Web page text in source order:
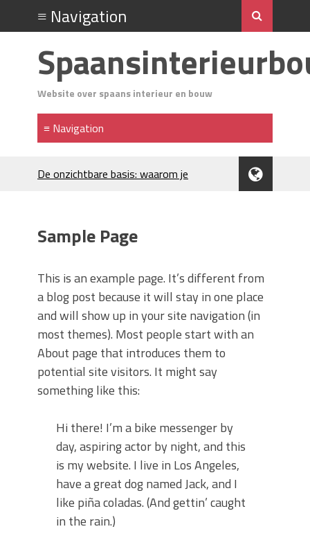
Website over spaans interieur en bouw
De onzichtbare basis: waarom je
trekken veel aandacht
gevelreiniging?
Projectinrichting voor kantoren: hoe
werkt dat?
Zo blijft je oven loeiheet: de beste tips
voor een perfecte isolatie
Grond kopen of verkopen Noord-
Holland
De Kwaliteit van Houtpellets: Wat
Presteert
Waarom technische eisen de basis
vormen voor functionele ruimtes
Nieuwe kozijnen als onderdeel van een
energierenovatie: wat de overgang
technisch vraagt
Sample Page
This is an example page. It’s different from
a blog post because it will stay in one place
and will show up in your site navigation (in
most themes). Most people start with an
About page that introduces them to
potential site visitors. It might say
something like this:
Hi there! I’m a bike messenger by
day, aspiring actor by night, and this
is my website. I live in Los Angeles,
have a great dog named Jack, and I
like piña coladas. (And gettin’ caught
in the rain.)